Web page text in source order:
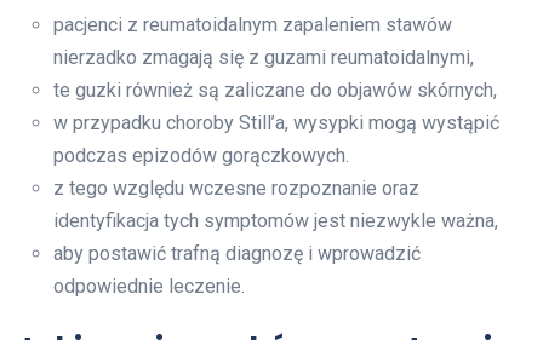
pacjenci z reumatoidalnym zapaleniem stawów
nierzadko zmagają się z guzami reumatoidalnymi,
te guzki również są zaliczane do objawów skórnych,
w przypadku choroby Still’a, wysypki mogą wystąpić
podczas epizodów gorączkowych.
z tego względu wczesne rozpoznanie oraz
identyfikacja tych symptomów jest niezwykle ważna,
aby postawić trafną diagnozę i wprowadzić
odpowiednie leczenie.